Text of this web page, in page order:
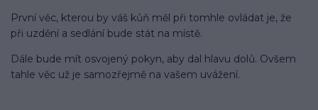
První věc, kterou by váš kůň měl při tomhle ovládat je, že
při uzdění a sedlání bude stát na místě.
Dále bude mít osvojený pokyn, aby dal hlavu dolů. Ovšem
tahle věc už je samozřejmě na vašem uvážení.